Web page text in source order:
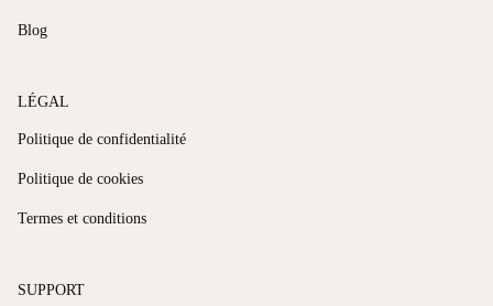
Blog
LÉGAL
Politique de confidentialité
Politique de cookies
Termes et conditions
SUPPORT